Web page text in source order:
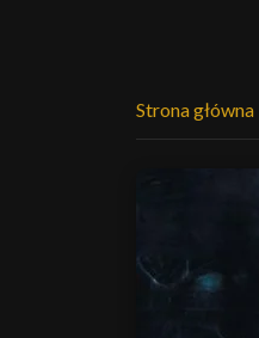
Strona główna